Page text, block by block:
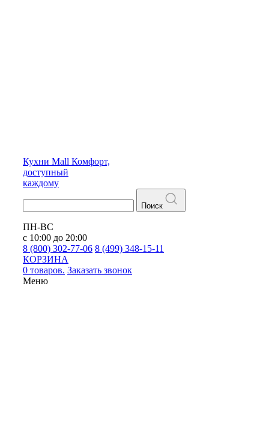
Кухни Mall Комфорт,
доступный
каждому
Поиск
ПН-ВС
с 10:00 до 20:00
8 (800) 302-77-06 8 (499) 348-15-11
КОРЗИНА
0 товаров. Заказать звонок
Меню